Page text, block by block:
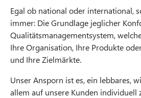
Egal ob national oder international,
immer: Die Grundlage jeglicher
Qualitätsmanagementsystem,
Ihre Organisation, Ihre Produkte
und Ihre Zielmärkte.
Unser Ansporn ist es, ein lebbares,
allem auf unsere Kunden individuell